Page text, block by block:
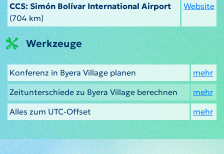
CCS: Simón Bolívar International Airport
(704 km)
Website
Werkzeuge
Konferenz in Byera Village planen
mehr
Zeitunterschiede zu Byera Village berechnen
mehr
Alles zum UTC-Offset
mehr